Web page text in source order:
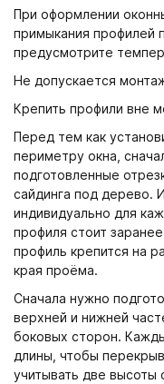
При оформлении
примыкания профилей
предусмотрите
Не допускается
Крепить профили вне
Перед тем как
периметру окна,
подготовленные
сайдинга под дерево.
индивидуально для
профиля стоит
профиль крепится на
края проёма.
Сначала нужно
верхней и нижней
боковых сторон.
длины, чтобы
учитывать две высоты